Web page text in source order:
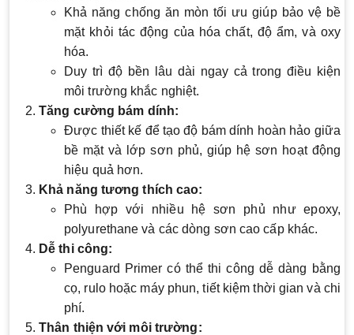
Khả năng chống ăn mòn tối ưu giúp bảo vệ bề
mặt khỏi tác động của hóa chất, độ ẩm, và oxy
hóa.
Duy trì độ bền lâu dài ngay cả trong điều kiện
môi trường khắc nghiệt.
Tăng cường bám dính:
Được thiết kế để tạo độ bám dính hoàn hảo giữa
bề mặt và lớp sơn phủ, giúp hệ sơn hoạt động
hiệu quả hơn.
Khả năng tương thích cao:
Phù hợp với nhiều hệ sơn phủ như epoxy,
polyurethane và các dòng sơn cao cấp khác.
Dễ thi công:
Penguard Primer có thể thi công dễ dàng bằng
cọ, rulo hoặc máy phun, tiết kiệm thời gian và chi
phí.
Thân thiện với môi trường: